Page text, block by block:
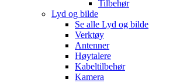
Tilbehør
Lyd og bilde
Se alle Lyd og bilde
Verktøy
Antenner
Høytalere
Kabeltilbehør
Kamera